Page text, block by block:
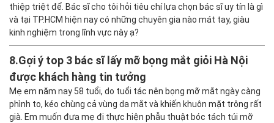
thiệp triệt để. Bác sĩ cho tôi hỏi tiêu chí lựa chọn bác sĩ uy tín là gì
và tại TP.HCM hiện nay có những chuyên gia nào mát tay, giàu
kinh nghiệm trong lĩnh vực này ạ?
8.Gợi ý top 3 bác sĩ lấy mỡ bọng mắt giỏi Hà Nội
được khách hàng tin tưởng
Mẹ em năm nay 58 tuổi, do tuổi tác nên bọng mỡ mắt ngày càng
phình to, kéo chùng cả vùng da mắt và khiến khuôn mặt trông rất
già. Em muốn đưa mẹ đi thực hiện phẫu thuật bóc tách túi mỡ